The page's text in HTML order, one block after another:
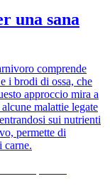
una sana
comprende
i brodi di ossa, che
approccio mira a
malattie legate
sui nutrienti
permette di
carne.